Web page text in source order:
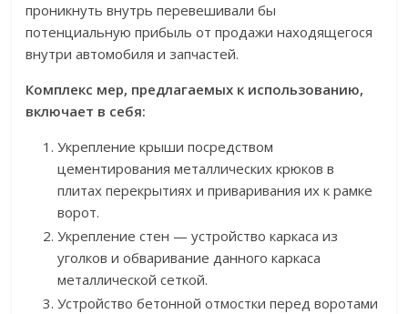
проникнуть внутрь перевешивали бы
потенциальную прибыль от продажи находящегося
внутри автомобиля и запчастей.
Комплекс мер, предлагаемых к использованию,
включает в себя:
Укрепление крыши посредством
цементирования металлических крюков в
плитах перекрытиях и приваривания их к рамке
ворот.
Укрепление стен — устройство каркаса из
уголков и обваривание данного каркаса
металлической сеткой.
Устройство бетонной отмостки перед воротами